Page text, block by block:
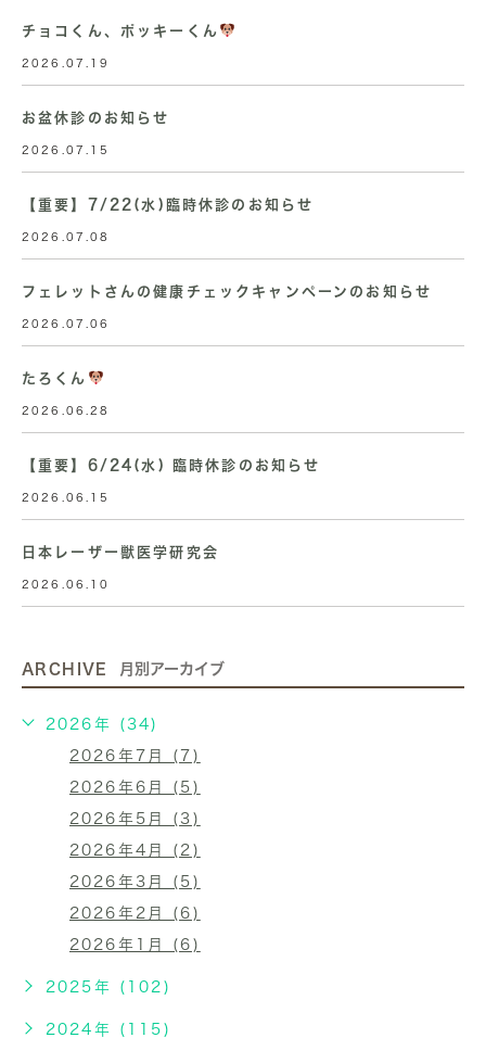
チョコくん、ポッキーくん
2026.07.19
お盆休診のお知らせ
2026.07.15
【重要】7/22(水)臨時休診のお知らせ
2026.07.08
フェレットさんの健康チェックキャンペーンのお知らせ
2026.07.06
たろくん
2026.06.28
【重要】6/24(水) 臨時休診のお知らせ
2026.06.15
日本レーザー獣医学研究会
2026.06.10
ARCHIVE 月別アーカイブ
2026年 (34)
2026年7月 (7)
2026年6月 (5)
2026年5月 (3)
2026年4月 (2)
2026年3月 (5)
2026年2月 (6)
2026年1月 (6)
2025年 (102)
2024年 (115)